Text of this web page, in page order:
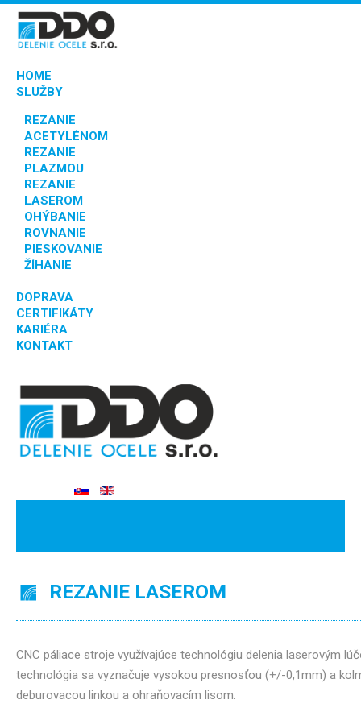
HOME
SLUŽBY
REZANIE
ACETYLÉNOM
REZANIE
PLAZMOU
REZANIE
LASEROM
OHÝBANIE
ROVNANIE
PIESKOVANIE
ŽÍHANIE
DOPRAVA
CERTIFIKÁTY
KARIÉRA
KONTAKT
REZANIE LASEROM
CNC páliace stroje využívajúce technológiu delenia laserovým
technológia sa vyznačuje vysokou presnosťou (+/-0,1mm) a
deburovacou linkou a ohraňovacím lisom.